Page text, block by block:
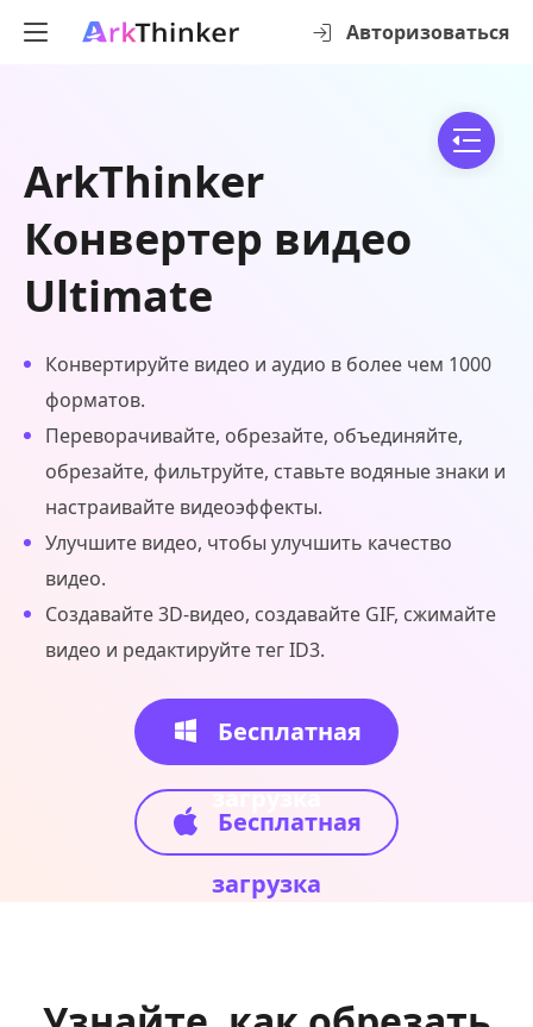
Авторизоваться
ArkThinker
Конвертер видео
Ultimate
Конвертируйте видео и аудио в более чем 1000
форматов.
Переворачивайте, обрезайте, объединяйте,
обрезайте, фильтруйте, ставьте водяные знаки и
настраивайте видеоэффекты.
Улучшите видео, чтобы улучшить качество
видео.
Создавайте 3D-видео, создавайте GIF, сжимайте
видео и редактируйте тег ID3.
Бесплатная
загрузка
Бесплатная
загрузка